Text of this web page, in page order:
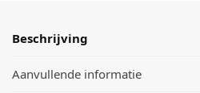
Beschrijving
Aanvullende informatie